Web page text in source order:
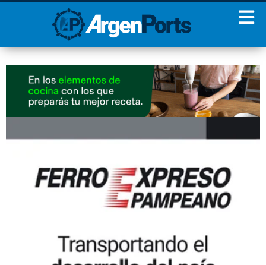
¡Sumate a nuestro
Newsletter!
Nombre Apellidos
condiciones y políticas de
privacidad.